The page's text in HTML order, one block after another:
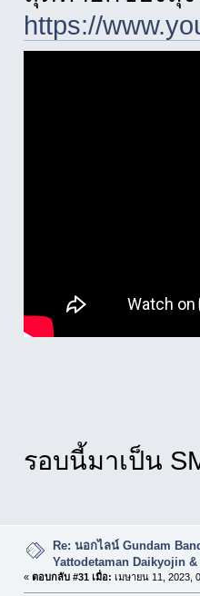
https://
รอบนี้มาเป็น
Re: นอกไลน์ Gundam
Yattodetaman Daikyojin &
« ตอบกลับ #31 เมื่อ: เมษายน 11, 2023,